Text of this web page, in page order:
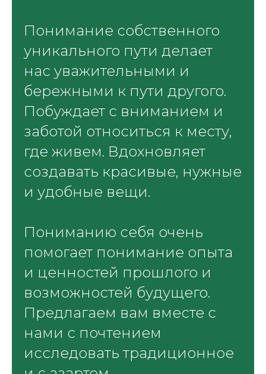
Понимание собственного
уникального пути делает
нас уважительными и
бережными к пути другого.
Побуждает с вниманием и
заботой относиться к месту,
где живем. Вдохновляет
создавать красивые, нужные
и удобные вещи.
Пониманию себя очень
помогает понимание опыта
и ценностей прошлого и
возможностей будущего.
Предлагаем вам вместе с
нами с почтением
исследовать традиционное